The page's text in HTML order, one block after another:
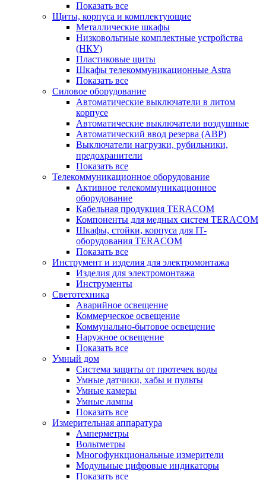
Показать все
Щиты, корпуса и комплектующие
Металлические шкафы
Низковольтные комплектные устройства
(НКУ)
Пластиковые щиты
Шкафы телекоммуникационные Astra
Показать все
Силовое оборудование
Автоматические выключатели в литом
корпусе
Автоматические выключатели воздушные
Автоматический ввод резерва (АВР)
Выключатели нагрузки, рубильники,
предохранители
Показать все
Телекоммуникационное оборудование
Активное телекоммуникационное
оборудование
Кабельная продукция TERACOM
Компоненты для медных систем TERACOM
Шкафы, стойки, корпуса для IT-
оборудования TERACOM
Показать все
Инструмент и изделия для электромонтажа
Изделия для электромонтажа
Инструменты
Светотехника
Аварийное освещение
Коммерческое освещение
Коммунально-бытовое освещение
Наружное освещение
Показать все
Умный дом
Система защиты от протечек воды
Умные датчики, хабы и пульты
Умные камеры
Умные лампы
Показать все
Измерительная аппаратура
Амперметры
Вольтметры
Многофункциональные измерители
Модульные цифровые индикаторы
Показать все